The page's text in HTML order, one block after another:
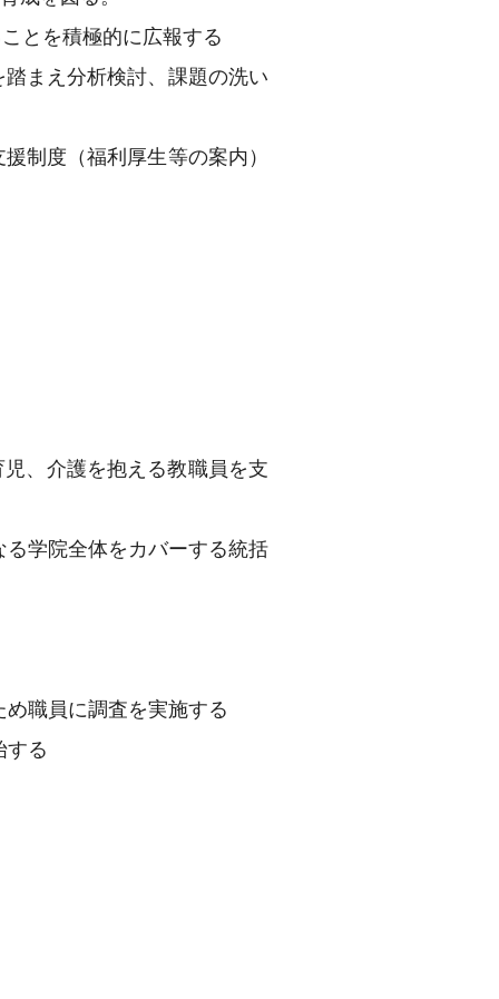
とを積極的に広報する
まえ分析検討、課題の洗い
制度（福利厚生等の案内）
、介護を抱える教職員を支
学院全体をカバーする統括
職員に調査を実施する
する